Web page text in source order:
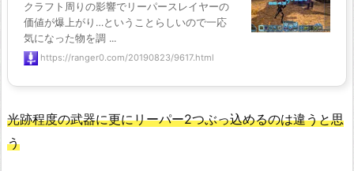
クラフト周りの影響でリーパースレイヤーの
価値が爆上がり…ということらしいので一応
気になった物を調 ...
https://ranger0.com/20190823/9617.html
光跡程度の武器に更にリーパー2つぶっ込めるのは違うと思
う